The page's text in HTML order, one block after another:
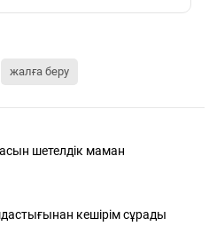
жалға беру
шетелдік маман
кешірім сұрады